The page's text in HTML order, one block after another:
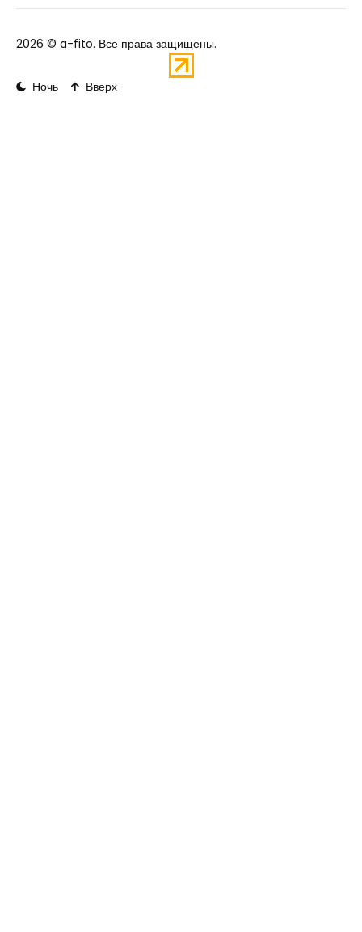
2026 © a-fito. Все права защищены.
Ночь Вверх